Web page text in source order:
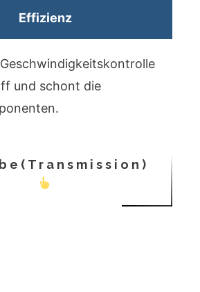
Effizienz
und schont die